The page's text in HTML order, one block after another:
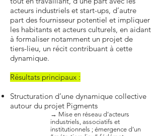
acteurs industriels et start-ups, d’autre
part des fournisseur potentiel et impliquer
les habitants et acteurs culturels, en aidant
à formaliser notamment un projet de
tiers-lieu, un récit contribuant à cette
dynamique.
Résultats principaux :
Structuration d’une dynamique collective
autour du projet Pigments
→ Mise en réseau d’acteurs
industriels, associatifs et
institutionnels ; émergence d’un